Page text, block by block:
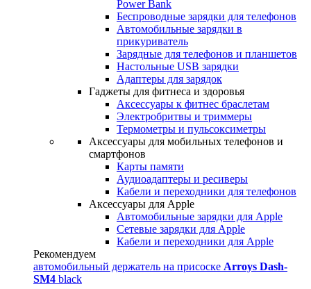
Power Bank
Беспроводные зарядки для телефонов
Автомобильные зарядки в
прикуриватель
Зарядные для телефонов и планшетов
Настольные USB зарядки
Адаптеры для зарядок
Гаджеты для фитнеса и здоровья
Аксессуары к фитнес браслетам
Электробритвы и триммеры
Термометры и пульсоксиметры
Аксессуары для мобильных телефонов и
смартфонов
Карты памяти
Аудиоадаптеры и ресиверы
Кабели и переходники для телефонов
Аксессуары для Apple
Автомобильные зарядки для Apple
Сетевые зарядки для Apple
Кабели и переходники для Apple
Рекомендуем
автомобильный держатель на присоске Arroys Dash-
SM4 black